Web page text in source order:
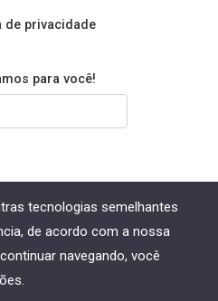
de privacidade
para você!
Contabilidade - 2026
tecnologias semelhantes
de acordo com a nossa
navegando, você